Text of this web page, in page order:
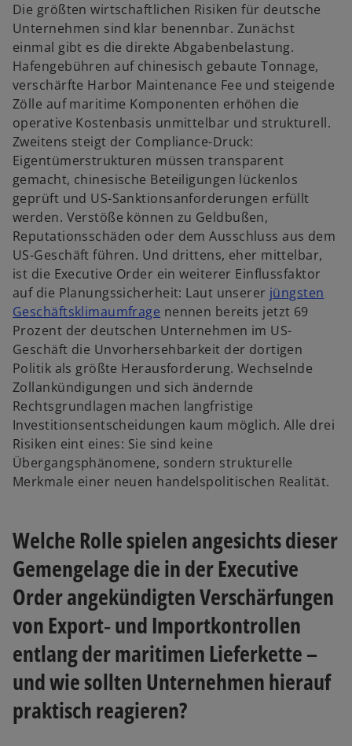
Die größten wirtschaftlichen Risiken für deutsche
Unternehmen sind klar benennbar. Zunächst
einmal gibt es die direkte Abgabenbelastung.
Hafengebühren auf chinesisch gebaute Tonnage,
verschärfte Harbor Maintenance Fee und steigende
Zölle auf maritime Komponenten erhöhen die
operative Kostenbasis unmittelbar und strukturell.
Zweitens steigt der Compliance-Druck:
Eigentümerstrukturen müssen transparent
gemacht, chinesische Beteiligungen lückenlos
geprüft und US-Sanktionsanforderungen erfüllt
werden. Verstöße können zu Geldbußen,
Reputationsschäden oder dem Ausschluss aus dem
US-Geschäft führen. Und drittens, eher mittelbar,
ist die Executive Order ein weiterer Einflussfaktor
auf die Planungssicherheit: Laut unserer jüngsten
Geschäftsklimaumfrage w
i
r
d
n
e
i
n
e
e
u
e
n
R
e
g
s
t
nennen bereits jetzt 69
Prozent der deutschen Unternehmen im US-
Geschäft die Unvorhersehbarkeit der dortigen
Politik als größte Herausforderung. Wechselnde
Zollankündigungen und sich ändernde
Rechtsgrundlagen machen langfristige
Investitionsentscheidungen kaum möglich. Alle drei
Risiken eint eines: Sie sind keine
Übergangsphänomene, sondern strukturelle
Merkmale einer neuen handelspolitischen Realität.
Welche Rolle spielen angesichts dieser
Gemengelage die in der Executive
Order angekündigten Verschärfungen
von Export‑ und Importkontrollen
entlang der maritimen Lieferkette –
und wie sollten Unternehmen hierauf
praktisch reagieren?